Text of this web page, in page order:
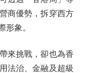
商優勢，拆穿西方
形象。
挑戰，卻也為香
法治、金融及超級